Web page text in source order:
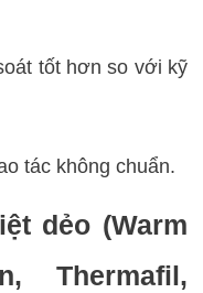
tốt hơn so với kỹ
tác không chuẩn.
dẻo (Warm
Thermafil,